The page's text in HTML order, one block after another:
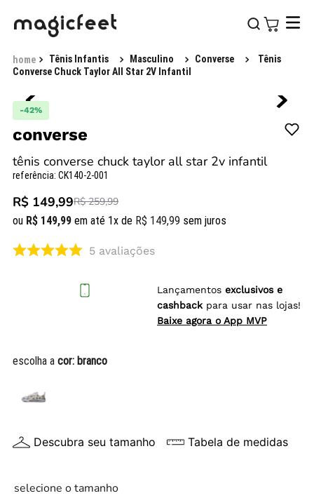
Tênis Infantis Masculino Converse
Tênis
Converse Chuck Taylor All Star 2V Infantil
-42%
converse
tênis converse chuck taylor all star 2v infantil
referência: CK140-2-001
R$ 149,99R$ 259,99
ou R$ 149,99 em até 1x de R$ 149,99 sem juros
5 avaliações
Lançamentos exclusivos e
cashback para usar nas lojas!
Baixe agora o App MVP
escolha a cor: branco
Descubra seu tamanho Tabela de medidas
selecione o tamanho